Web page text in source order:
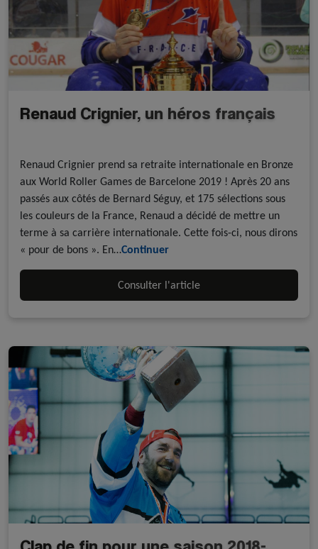
Renaud Crignier, un héros français
Renaud Crignier prend sa retraite internationale en Bronze
aux World Roller Games de Barcelone 2019 ! Après 20 ans
passés aux côtés de Bernard Séguy, et 175 sélections sous
les couleurs de la France, Renaud a décidé de mettre un
terme à sa carrière internationale. Cette fois-ci, nous dirons
« pour de bons ». En…Continuer
Consulter l'article